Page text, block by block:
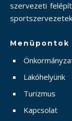
szervezeti
Menüpontok
Lakóhelyünk
Turizmus
Kapcsolat